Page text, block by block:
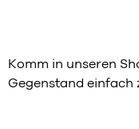
Komm in unseren
Gegenstand einfach